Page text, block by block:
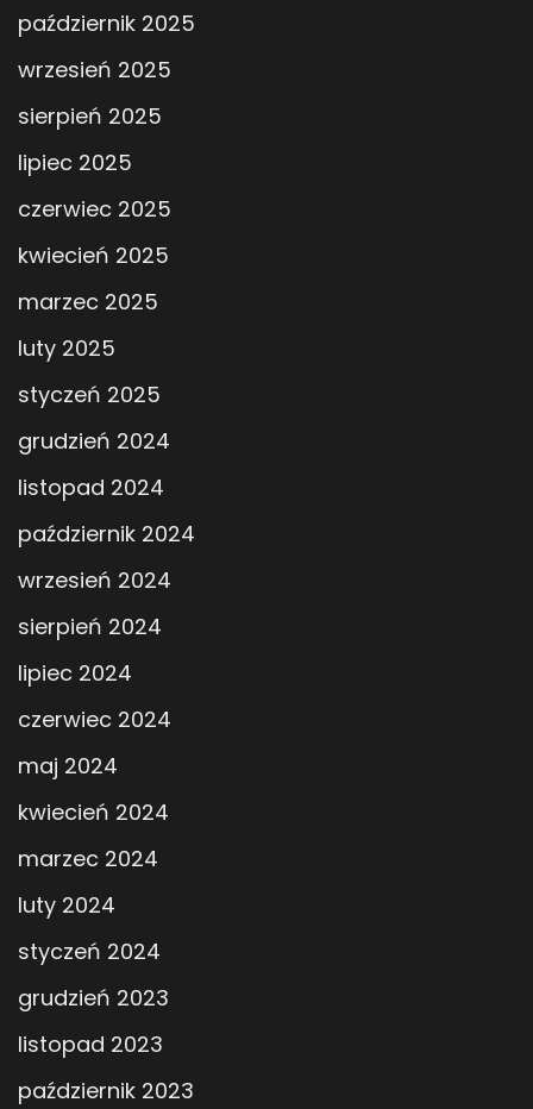
październik 2025
wrzesień 2025
sierpień 2025
lipiec 2025
czerwiec 2025
kwiecień 2025
marzec 2025
luty 2025
styczeń 2025
grudzień 2024
listopad 2024
październik 2024
wrzesień 2024
sierpień 2024
lipiec 2024
czerwiec 2024
maj 2024
kwiecień 2024
marzec 2024
luty 2024
styczeń 2024
grudzień 2023
listopad 2023
październik 2023